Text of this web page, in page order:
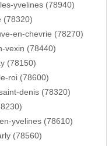
yvelines (78940)
(78320)
en-chevrie (78270)
vexin (78440)
(78150)
roi (78600)
denis (78320)
yvelines (78610)
(78560)